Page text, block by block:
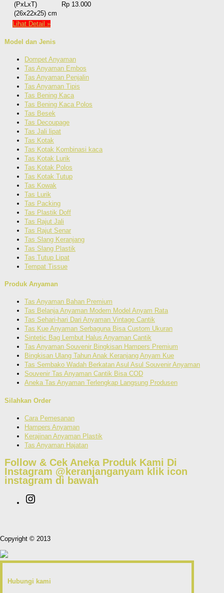
(PxLxT)
(26x22x25) cm
Rp 13.000
Lihat Detail »
Model dan Jenis
Dompet Anyaman
Tas Anyaman Embos
Tas Anyaman Penjalin
Tas Anyaman Tipis
Tas Bening Kaca
Tas Bening Kaca Polos
Tas Besek
Tas Decoupage
Tas Jali lipat
Tas Kotak
Tas Kotak Kombinasi kaca
Tas Kotak Lurik
Tas Kotak Polos
Tas Kotak Tutup
Tas Kowak
Tas Lurik
Tas Packing
Tas Plastik Doff
Tas Rajut Jali
Tas Rajut Senar
Tas Slang Keranjang
Tas Slang Plastik
Tas Tutup Lipat
Tempat Tissue
Produk Anyaman
Tas Anyaman Bahan Premium
Tas Belanja Anyaman Modern Model Anyam Rata
Tas Sehari-hari Dari Anyaman Vintage Cantik
Tas Kue Anyaman Serbaguna Bisa Custom Ukuran
Sintetic Bag Lembut Halus Anyaman Cantik
Tas Anyaman Souvenir Bingkisan Hampers Premium
Bingkisan Ulang Tahun Anak Keranjang Anyam Kue
Tas Sembako Wadah Berkatan Asul Asul Souvenir Anyaman
Souvenir Tas Anyaman Cantik Bisa COD
Aneka Tas Anyaman Terlengkap Langsung Produsen
Silahkan Order
Cara Pemesanan
Hampers Anyaman
Kerajinan Anyaman Plastik
Tas Anyaman Hajatan
Follow & Cek Aneka Produk Kami Di
Instagram @keranjanganyam klik icon
instagram di bawah
Copyright © 2013
Hubungi kami